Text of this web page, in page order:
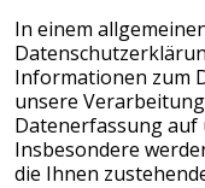
In einem
Informationen zum
unsere
Datenerfassung auf
Insbesondere
die Ihnen